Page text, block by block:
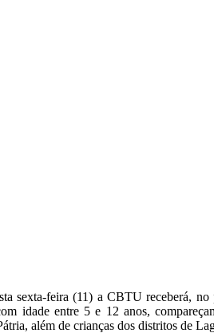
sexta-feira (11) a CBTU receberá,
idade entre 5 e 12 anos,
além de crianças dos distritos de